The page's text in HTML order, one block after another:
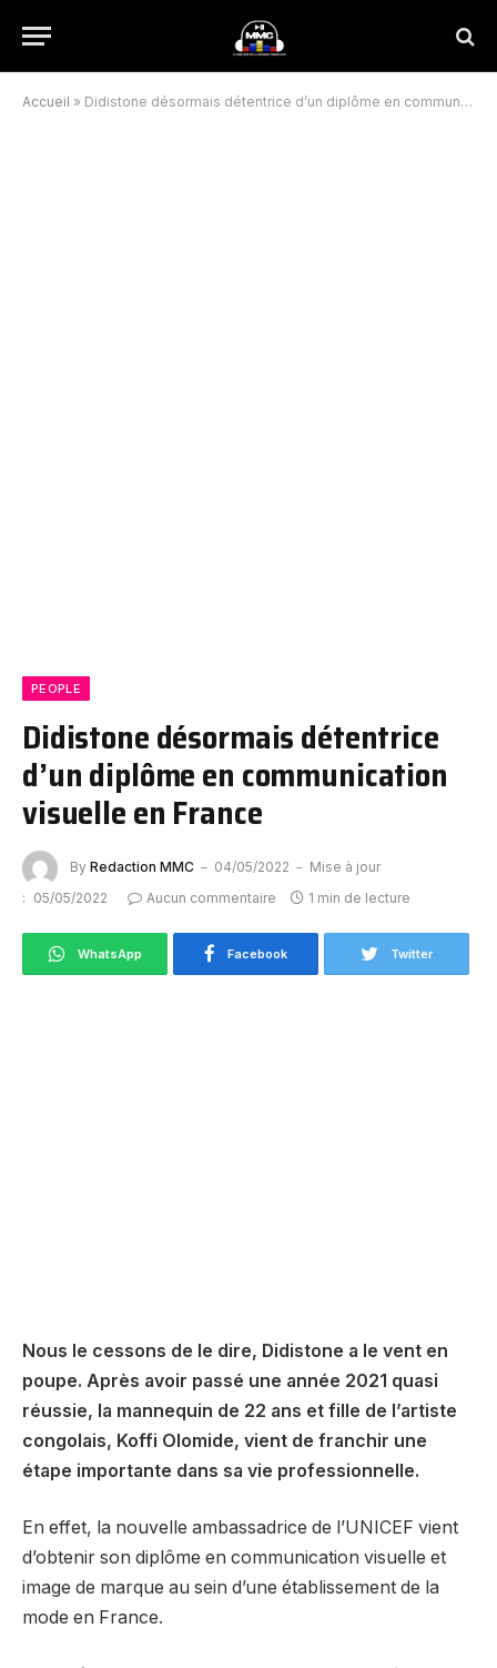
Accueil » Didistone désormais détentrice d’un diplôme en communication visuelle en France
PEOPLE
Didistone désormais détentrice
d’un diplôme en communication
visuelle en France
By Redaction MMC 04/05/2022
Mise à jour
: 05/05/2022 Aucun commentaire 1 min de lecture
WhatsApp Facebook Twitter
Nous le cessons de le dire, Didistone a le vent en
poupe. Après avoir passé une année 2021 quasi
réussie, la mannequin de 22 ans et fille de l’artiste
congolais, Koffi Olomide, vient de franchir une
étape importante dans sa vie professionnelle.
En effet, la nouvelle ambassadrice de l’UNICEF vient
d’obtenir son diplôme en communication visuelle et
image de marque au sein d’une établissement de la
mode en France.